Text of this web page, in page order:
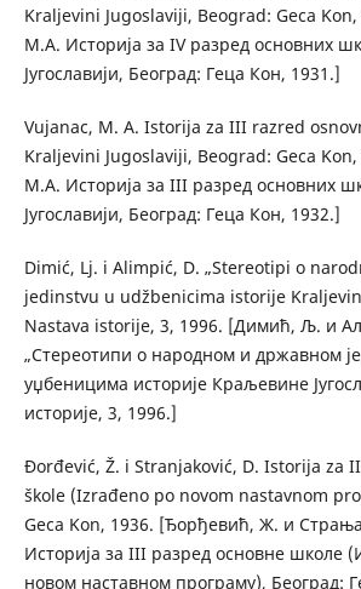
Kraljevini Jugoslaviji, Beograd: Geca Kon,
М.А. Историја за IV разред основних
Југославији, Београд: Геца Кон, 1931.]
Vujanac, M. A. Istorija za III razred
Kraljevini Jugoslaviji, Beograd: Geca Kon,
М.А. Историја за III разред основних
Југославији, Београд: Геца Кон, 1932.]
Dimić, Lj. i Alimpić, D. „Stereotipi o
jedinstvu u udžbenicima istorije
Nastava istorije, 3, 1996. [Димић, Љ. и
„Стереотипи о народном и државном
уџбеницима историје Краљевине
историје, 3, 1996.]
Đorđević, Ž. i Stranjaković, D. Istorija za
škole (Izrađeno po novom nastavnom
Geca Kon, 1936. [Ђорђевић, Ж. и
Историја за III разред основнe школe
новом наставном програму), Београд: